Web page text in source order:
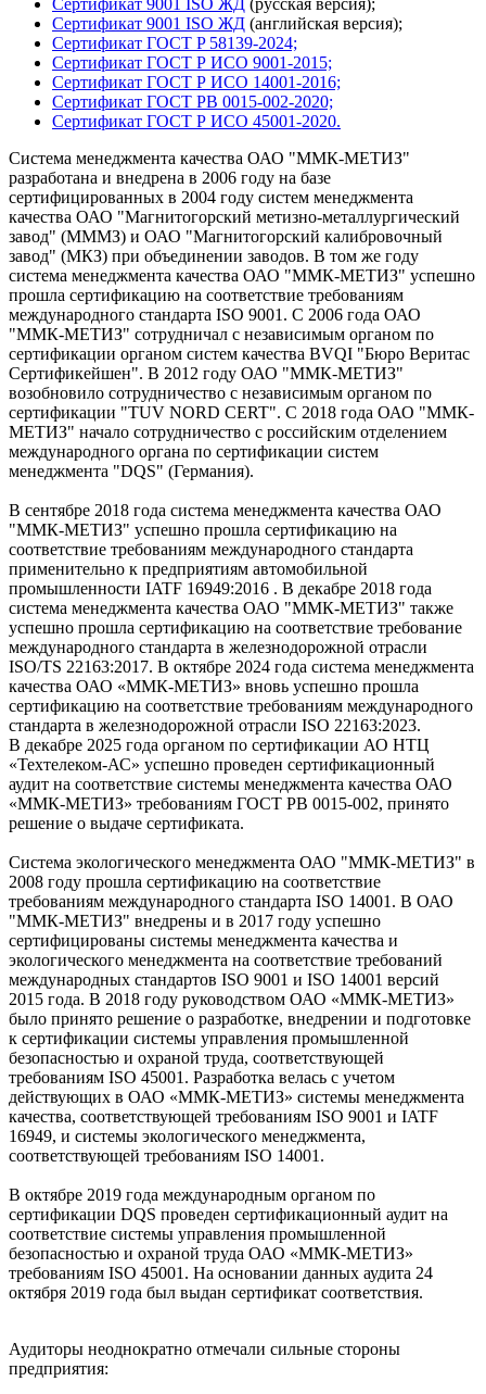
Сертификат 9001 ISO ЖД (английская версия);
Сертификат ГОСТ P 58139-2024;
Сертификат ГОСТ Р ИСО 9001-2015;
Сертификат ГОСТ Р ИСО 14001-2016;
Сертификат ГОСТ РВ 0015-002-2020;
Сертификат ГОСТ Р ИСО 45001-2020.
Система менеджмента качества ОАО "ММК-МЕТИЗ"
разработана и внедрена в 2006 году на базе
сертифицированных в 2004 году систем менеджмента
качества ОАО "Магнитогорский метизно-металлургический
завод" (МММЗ) и ОАО "Магнитогорский калибровочный
завод" (МКЗ) при объединении заводов. В том же году
система менеджмента качества ОАО "ММК-МЕТИЗ" успешно
прошла сертификацию на соответствие требованиям
международного стандарта ISO 9001. С 2006 года ОАО
"ММК-МЕТИЗ" сотрудничал с независимым органом по
сертификации органом систем качества BVQI "Бюро Веритас
Сертификейшен". В 2012 году ОАО "ММК-МЕТИЗ"
возобновило сотрудничество с независимым органом по
сертификации "TUV NORD CERT". С 2018 года ОАО "ММК-
МЕТИЗ" начало сотрудничество с российским отделением
международного органа по сертификации систем
менеджмента "DQS" (Германия).
В сентябре 2018 года система менеджмента качества ОАО
"ММК-МЕТИЗ" успешно прошла сертификацию на
соответствие требованиям международного стандарта
применительно к предприятиям автомобильной
промышленности IATF 16949:2016 . В декабре 2018 года
система менеджмента качества ОАО "ММК-МЕТИЗ" также
успешно прошла сертификацию на соответствие требование
международного стандарта в железнодорожной отрасли
ISO/TS 22163:2017. В октябре 2024 года система менеджмента
качества ОАО «ММК-МЕТИЗ» вновь успешно прошла
сертификацию на соответствие требованиям международного
стандарта в железнодорожной отрасли ISO 22163:2023.
В декабре 2025 года органом по сертификации АО НТЦ
«Техтелеком-АС» успешно проведен сертификационный
аудит на соответствие системы менеджмента качества ОАО
«ММК-МЕТИЗ» требованиям ГОСТ РВ 0015-002, принято
решение о выдаче сертификата.
Система экологического менеджмента ОАО "ММК-МЕТИЗ" в
2008 году прошла сертификацию на соответствие
требованиям международного стандарта ISO 14001. В ОАО
"ММК-МЕТИЗ" внедрены и в 2017 году успешно
сертифицированы системы менеджмента качества и
экологического менеджмента на соответствие требований
международных стандартов ISO 9001 и ISO 14001 версий
2015 года. В 2018 году руководством ОАО «ММК-МЕТИЗ»
было принято решение о разработке, внедрении и подготовке
к сертификации системы управления промышленной
безопасностью и охраной труда, соответствующей
требованиям ISO 45001. Разработка велась с учетом
действующих в ОАО «ММК-МЕТИЗ» системы менеджмента
качества, соответствующей требованиям ISO 9001 и IATF
16949, и системы экологического менеджмента,
соответствующей требованиям ISO 14001.
В октябре 2019 года международным органом по
сертификации DQS проведен сертификационный аудит на
соответствие системы управления промышленной
безопасностью и охраной труда ОАО «ММК-МЕТИЗ»
требованиям ISO 45001. На основании данных аудита 24
октября 2019 года был выдан сертификат соответствия.
Аудиторы неоднократно отмечали сильные стороны
предприятия: